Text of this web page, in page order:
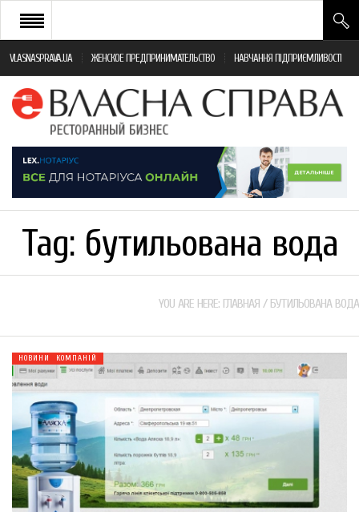
VLASNASPRAVA.UA ЖЕНСКОЕ ПРЕДПРИНИМАТЕЛЬСТВО НАВЧАННЯ ПІДПРИЄМЛИВОСТІ
НОВИНИ РЕСТОРАННОГО БІЗНЕСУ
ЯК ВІДКРИТИ ТА УСПІШНО КЕРУВАТИ
МОНІТОРИНГ ЗАКОНОДАВСТВА
ФРАНЧАЙЗИНГ
Tag: бутильована вода
YOU ARE HERE: ГЛАВНАЯ / БУТИЛЬОВАНА ВОДА
НОВИНИ КОМПАНІЙ